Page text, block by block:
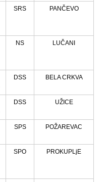
SRS PANČEVO
NS LUČANI
DSS BELA CRKVA
DSS UŽICE
SPS POŽAREVAC
SPO PROKUPLjE